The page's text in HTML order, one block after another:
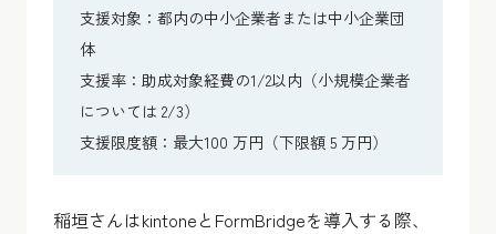
支援対象：都内の中小企業者または中小企業団
体
支援率：助成対象経費の1/2以内（小規模企業者
については 2/3）
支援限度額：最大100 万円（下限額 5 万円）
稲垣さんはkintoneとFormBridgeを導入する際、